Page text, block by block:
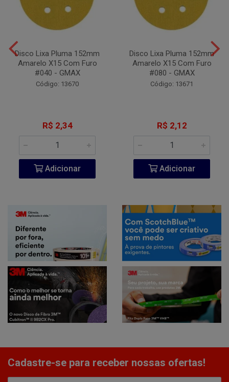
Disco Lixa Pluma 152mm
Amarelo X15 Com Furo
#040 - GMAX
Código: 13670
R$ 2,34
Adicionar
Disco Lixa Pluma 152mm
Amarelo X15 Com Furo
#080 - GMAX
Código: 13671
R$ 2,12
Adicionar
Cadastre-se para receber nossas ofertas!